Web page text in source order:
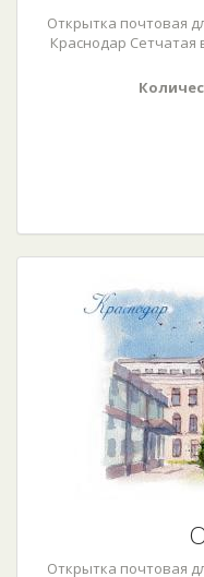
Открытка почтовая
Краснодар
Открытка почтовая